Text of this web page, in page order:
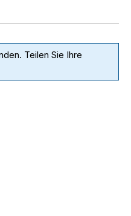
Teilen Sie Ihre